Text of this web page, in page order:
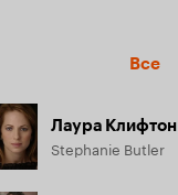
Все
Лаура Клифтон
Stephanie Butler